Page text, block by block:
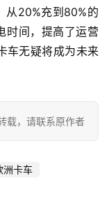
从20%充到80%的
时间，提高了运营
车无疑将成为未来
载，请联系原作者
洲卡车